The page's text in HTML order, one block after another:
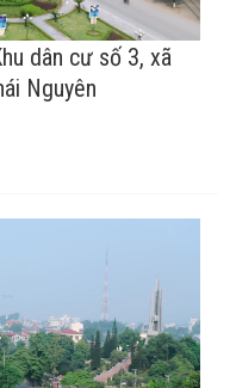
dân cư số 3, xã
Nguyên